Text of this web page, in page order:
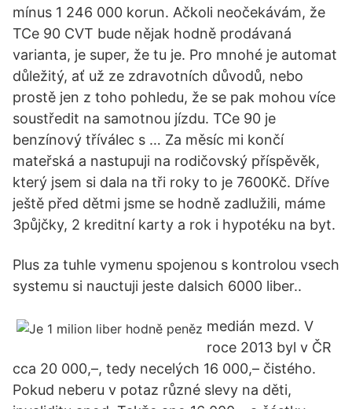
mínus 1 246 000 korun. Ačkoli neočekávám, že
TCe 90 CVT bude nějak hodně prodávaná
varianta, je super, že tu je. Pro mnohé je automat
důležitý, ať už ze zdravotních důvodů, nebo
prostě jen z toho pohledu, že se pak mohou více
soustředit na samotnou jízdu. TCe 90 je
benzínový tříválec s … Za měsíc mi končí
mateřská a nastupuji na rodičovský příspěvěk,
který jsem si dala na tři roky to je 7600Kč. Dříve
ještě před dětmi jsme se hodně zadlužili, máme
3půjčky, 2 kreditní karty a rok i hypotéku na byt.
Plus za tuhle vymenu spojenou s kontrolou vsech
systemu si nauctuji jeste dalsich 6000 liber..
medián mezd. V
roce 2013 byl v ČR
cca 20 000,–, tedy necelých 16 000,– čistého.
Pokud neberu v potaz různé slevy na děti,